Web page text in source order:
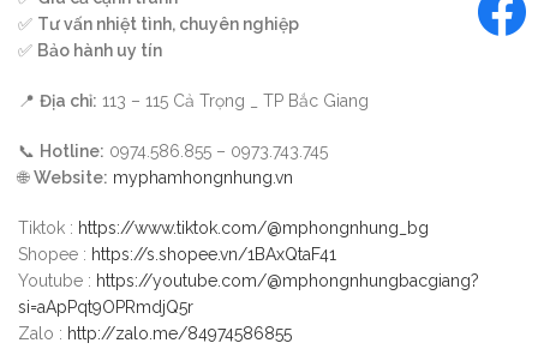
✅ Tư vấn nhiệt tình, chuyên nghiệp
✅ Bảo hành uy tín
📍 Địa chỉ: 113 – 115 Cả Trọng _ TP Bắc Giang
📞 Hotline: 0974.586.855 – 0973.743.745
🌐Website: myphamhongnhung.vn
Tiktok : https://www.tiktok.com/@mphongnhung_bg
Shopee : https://s.shopee.vn/1BAxQtaF41
Youtube : https://youtube.com/@mphongnhungbacgiang?
si=aApPqt9OPRmdjQ5r
Zalo : http://zalo.me/84974586855